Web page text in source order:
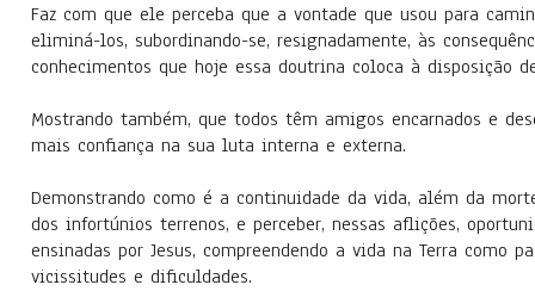
Faz com que ele perceba que a vontade que usou para
eliminá-los, subordinando-se, resignadamente, às
conhecimentos que hoje essa doutrina coloca à disposição
Mostrando também, que todos têm amigos encarnados e
mais confiança na sua luta interna e externa.
Demonstrando como é a continuidade da vida, além da
dos infortúnios terrenos, e perceber, nessas aflições,
ensinadas por Jesus, compreendendo a vida na Terra
vicissitudes e dificuldades.